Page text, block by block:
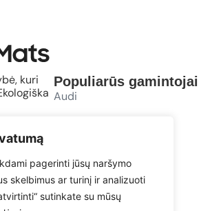
pagerinti jūsų naršymo
skelbimus ar turinį ir analizuoti
sutinkate su mūsų
kuri
Populiarūs gamintojai
Audi
Volkswagen